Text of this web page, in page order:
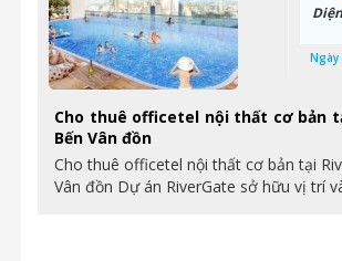
Cho thuê officetel nội thất cơ bản
Bến Vân đồn
Cho thuê officetel nội thất cơ bản tại
Vân đồn Dự án RiverGate sở hữu vị trí
Ngày